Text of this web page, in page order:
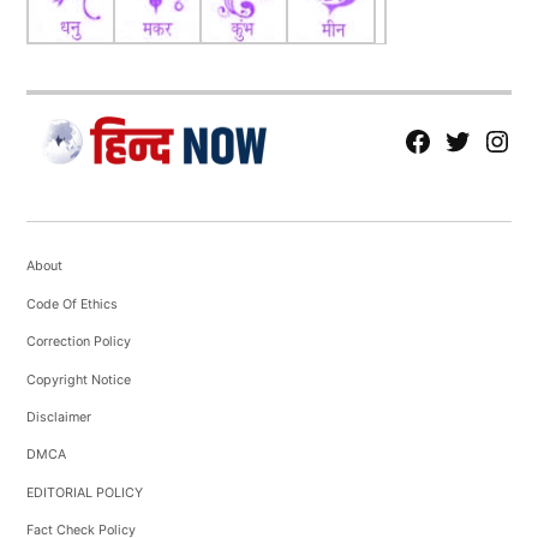
fb Tw tw
About
Code Of Ethics
Correction Policy
Copyright Notice
Disclaimer
DMCA
EDITORIAL POLICY
Fact Check Policy